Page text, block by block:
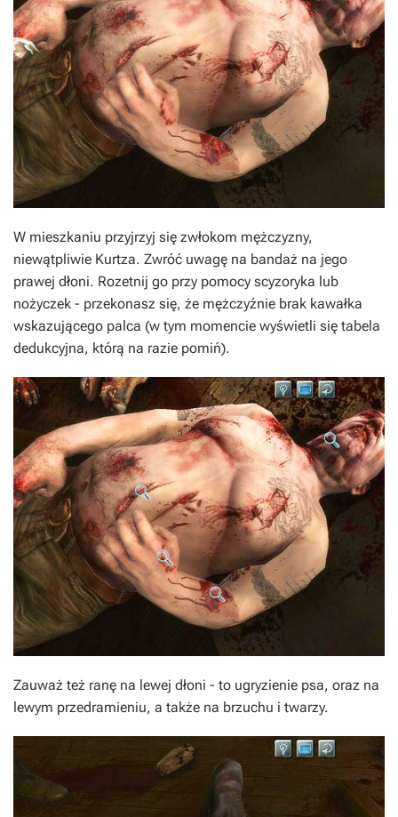
W mieszkaniu przyjrzyj się zwłokom mężczyzny,
niewątpliwie Kurtza. Zwróć uwagę na bandaż na jego
prawej dłoni. Rozetnij go przy pomocy scyzoryka lub
nożyczek - przekonasz się, że mężczyźnie brak kawałka
wskazującego palca (w tym momencie wyświetli się tabela
dedukcyjna, którą na razie pomiń).
Zauważ też ranę na lewej dłoni - to ugryzienie psa, oraz na
lewym przedramieniu, a także na brzuchu i twarzy.